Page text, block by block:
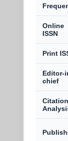
Online
ISSN
Print
Editor-
chief
Citation